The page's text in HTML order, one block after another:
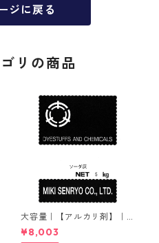
ジに戻る
リの商品
大容量｜【アルカリ剤】｜5
kg｜ソーダ灰（炭酸ナトリ
ウム）
¥8,003